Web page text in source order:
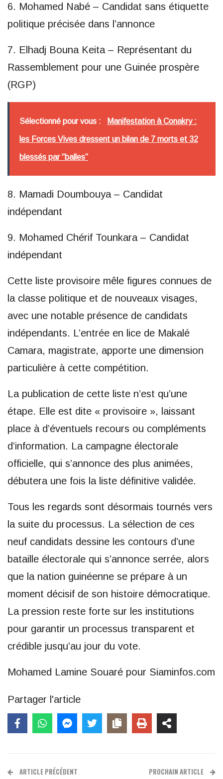
6. Mohamed Nabé – Candidat sans étiquette
politique précisée dans l’annonce
7. Elhadj Bouna Keita – Représentant du
Rassemblement pour une Guinée prospère
(RGP)
Sélectionné pour vous : Manifestation à Conakry :
les Forces Vives dressent un bilan de 7 morts et 32
blessés par ‘’balles’’
8. Mamadi Doumbouya – Candidat
indépendant
9. Mohamed Chérif Tounkara – Candidat
indépendant
Cette liste provisoire mêle figures connues de
la classe politique et de nouveaux visages,
avec une notable présence de candidats
indépendants. L’entrée en lice de Makalé
Camara, magistrate, apporte une dimension
particulière à cette compétition.
La publication de cette liste n’est qu’une
étape. Elle est dite « provisoire », laissant
place à d’éventuels recours ou compléments
d’information. La campagne électorale
officielle, qui s’annonce des plus animées,
débutera une fois la liste définitive validée.
Tous les regards sont désormais tournés vers
la suite du processus. La sélection de ces
neuf candidats dessine les contours d’une
bataille électorale qui s’annonce serrée, alors
que la nation guinéenne se prépare à un
moment décisif de son histoire démocratique.
La pression reste forte sur les institutions
pour garantir un processus transparent et
crédible jusqu’au jour du vote.
Mohamed Lamine Souaré pour Siaminfos.com
Partager l'article
ARTICLE PRÉCÉDENT PROCHAIN ARTICLE